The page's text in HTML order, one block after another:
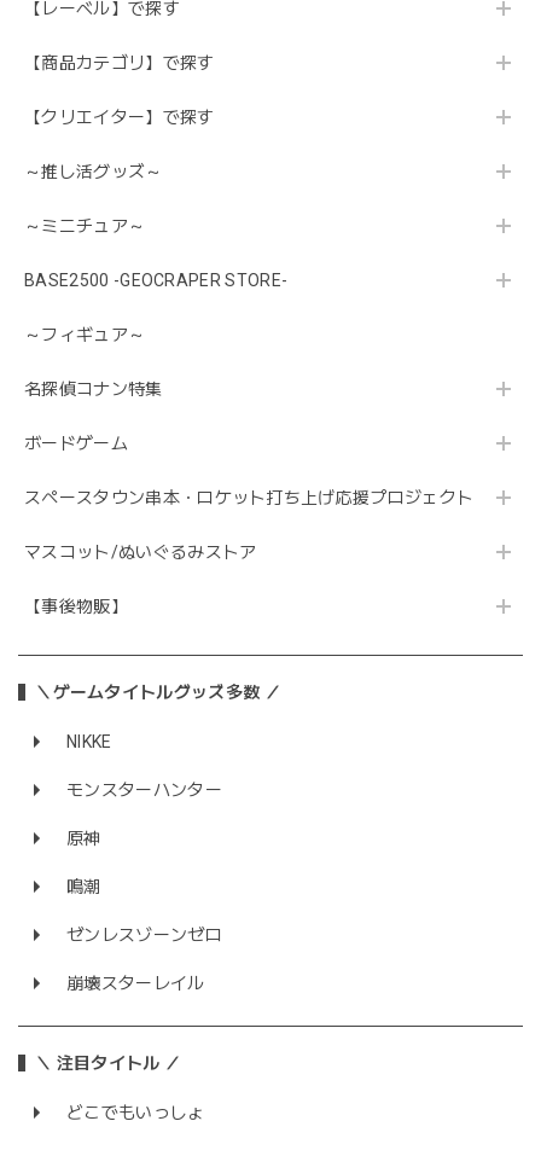
【レーベル】で探す
【商品カテゴリ】で探す
【クリエイター】で探す
～推し活グッズ～
～ミニチュア～
BASE2500 -GEOCRAPER STORE-
～フィギュア～
名探偵コナン特集
ボードゲーム
スペースタウン串本・ロケット打ち上げ応援プロジェクト
マスコット/ぬいぐるみストア
【事後物販】
＼ゲームタイトルグッズ多数 ／
NIKKE
モンスターハンター
原神
鳴潮
ゼンレスゾーンゼロ
崩壊スターレイル
＼ 注目タイトル ／
どこでもいっしょ